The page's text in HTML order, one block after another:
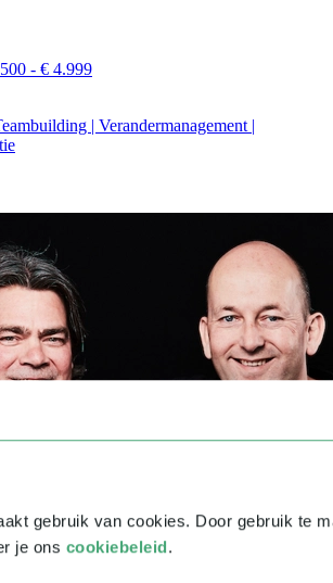
gebruik van cookies. Door gebruik te
je ons cookiebeleid.
- € 4.999
| Verandermanagement |